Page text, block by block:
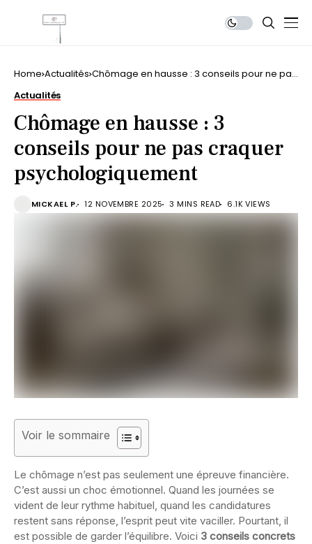
Home Actualités Chômage en hausse : 3 conseils pour ne pas
Actualités
Chômage en hausse : 3
conseils pour ne pas craquer
psychologiquement
MICKAEL P. 12 NOVEMBRE 2025 3 MINS READ 6.1K VIEWS
Voir le sommaire
Le chômage n’est pas seulement une épreuve financière.
C’est aussi un choc émotionnel. Quand les journées se
vident de leur rythme habituel, quand les candidatures
restent sans réponse, l’esprit peut vite vaciller. Pourtant, il
est possible de garder l’équilibre. Voici 3 conseils concrets